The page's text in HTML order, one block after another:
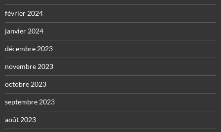
février 2024
janvier 2024
décembre 2023
novembre 2023
octobre 2023
septembre 2023
août 2023